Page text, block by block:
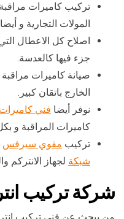
تركيب كاميرات
المولات التجارية و
اصلاح كل الاعطال
جزء فيها كالعدسة.
صيانة كاميرات مراقبة
الخارج باتقان كبير.
نوفر أيضا فني
كاميرات المراقبة و
تركيب مقوي سيرفس
شبكة لجهاز الانتركم
شركة تركيب